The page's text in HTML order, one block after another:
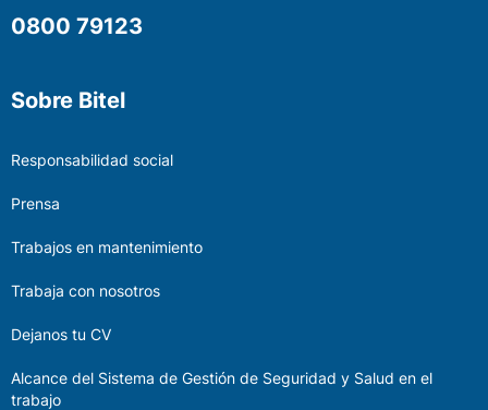
0800 79123
Sobre Bitel
Responsabilidad social
Prensa
Trabajos en mantenimiento
Trabaja con nosotros
Dejanos tu CV
Alcance del Sistema de Gestión de Seguridad y Salud en el
trabajo